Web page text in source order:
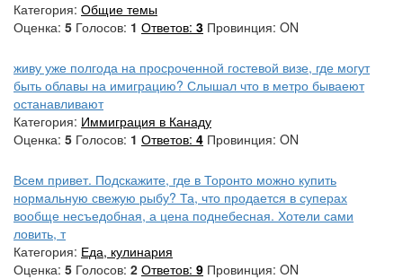
Категория: Общие темы
Оценка: 5 Голосов: 1 Ответов: 3 Провинция: ON
живу уже полгода на просроченной гостевой визе, где могут
быть облавы на имиграцию? Слышал что в метро бываеют
останавливают
Категория: Иммиграция в Канаду
Оценка: 5 Голосов: 1 Ответов: 4 Провинция: ON
Всем привет. Подскажите, где в Торонто можно купить
нормальную свежую рыбу? Та, что продается в суперах
вообще несъедобная, а цена поднебесная. Хотели сами
ловить, т
Категория: Еда, кулинария
Оценка: 5 Голосов: 2 Ответов: 9 Провинция: ON